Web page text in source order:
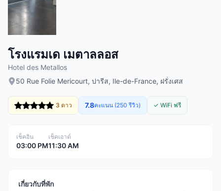
โรงแรมเด เมตาลลอส
Hotel des Metallos
50 Rue Folie Mericourt, ปารีส, Ile-de-France, ฝรั่งเศส
3 ดาว 7.8คะแนน (250 รีวิว) ✓ WiFi ฟรี
เช็คอิน
03:00 PM
เช็คเอาต์
11:30 AM
เกี่ยวกับที่พัก